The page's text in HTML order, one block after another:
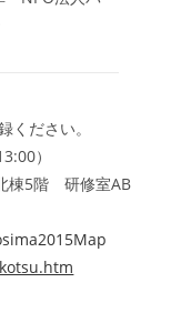
ださい。
）
棟5階 研修室AB